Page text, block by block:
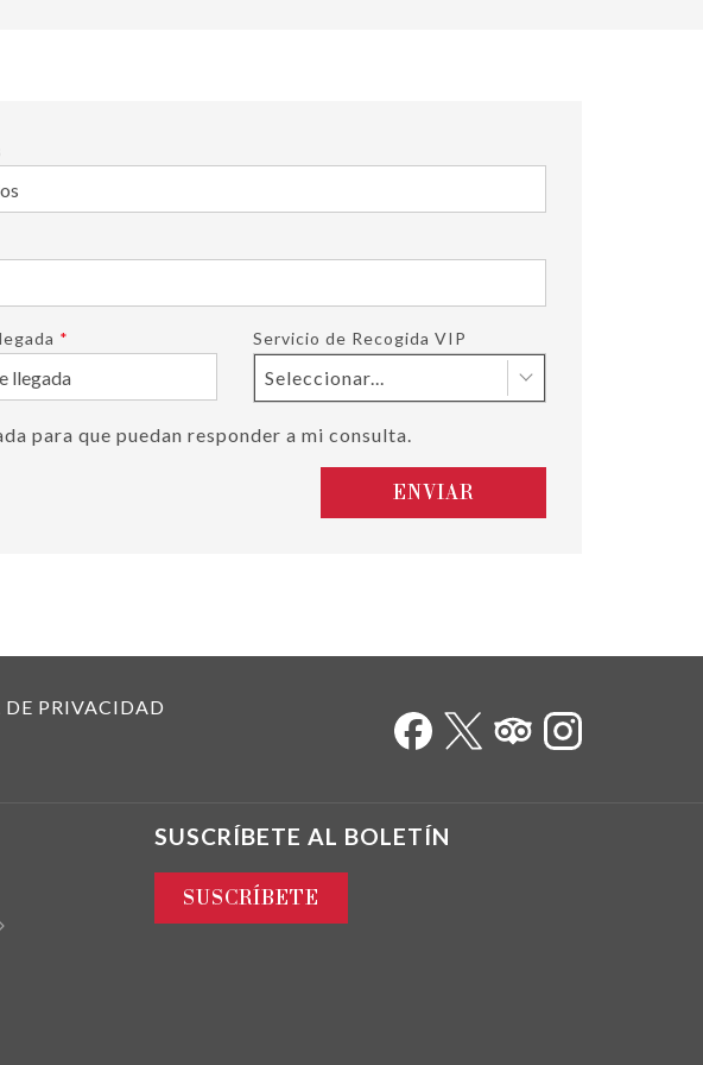
* Servicio de Recogida VIP
Seleccionar...
para que puedan responder a mi consulta.
ENVIAR
PRIVACIDAD
SUSCRÍBETE AL BOLETÍN
SUSCRÍBETE